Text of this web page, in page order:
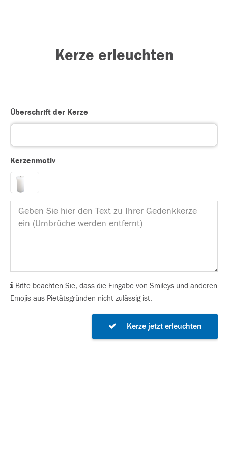
Kerze erleuchten
Überschrift der Kerze
Kerzenmotiv
Bitte beachten Sie, dass die Eingabe von Smileys und anderen
Emojis aus Pietätsgründen nicht zulässig ist.
Kerze jetzt erleuchten